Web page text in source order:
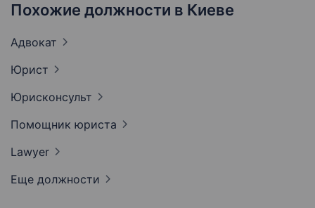
Похожие должности в Киеве
Адвокат
Юрист
Юрисконсульт
Помощник юриста
Lawyer
Еще должности